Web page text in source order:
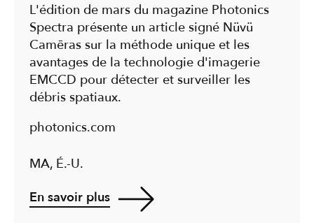
L'édition de mars du magazine Photonics
Spectra présente un article signé Nüvü
Camēras sur la méthode unique et les
avantages de la technologie d'imagerie
E⁣M⁣C⁣C⁣D⁣ pour détecter et surveiller les
débris spatiaux.
photonics.com
MA, É.-U.
En savoir plus